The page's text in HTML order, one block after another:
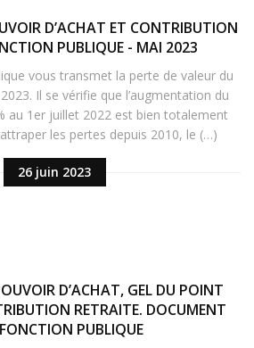
26 juin 2023
D’ACHAT ET CONTRIBUTION
PUBLIQUE - MAI 2023
vous transmet la perte de valeur du
Il se vérifie que l’augmentation du
au 1er juillet 2022 est bien totalement
les pertes depuis 2010, le (…)
D’ACHAT, GEL DU POINT
RETRAITE. DOCUMENT
PUBLIQUE